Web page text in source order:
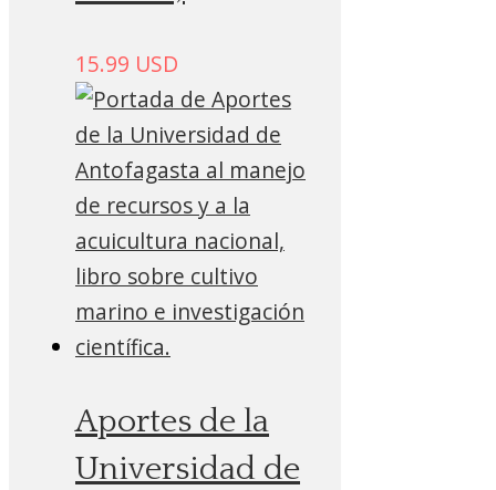
15.99 USD
Aportes de la
Universidad de